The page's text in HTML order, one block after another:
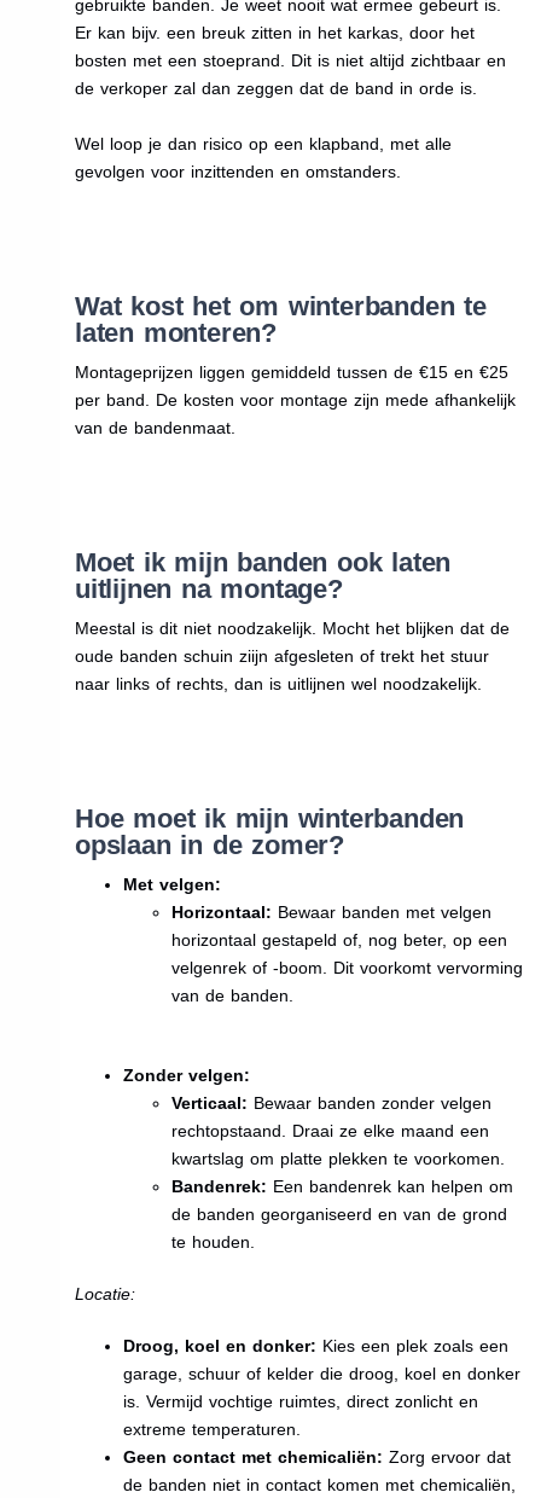
gebruikte banden. Je weet nooit wat ermee gebeurt is.
Er kan bijv. een breuk zitten in het karkas, door het
bosten met een stoeprand. Dit is niet altijd zichtbaar en
de verkoper zal dan zeggen dat de band in orde is.
Wel loop je dan risico op een klapband, met alle
gevolgen voor inzittenden en omstanders.
Wat kost het om winterbanden te
laten monteren?
Montageprijzen liggen gemiddeld tussen de €15 en €25
per band. De kosten voor montage zijn mede afhankelijk
van de bandenmaat.
Moet ik mijn banden ook laten
uitlijnen na montage?
Meestal is dit niet noodzakelijk. Mocht het blijken dat de
oude banden schuin ziijn afgesleten of trekt het stuur
naar links of rechts, dan is uitlijnen wel noodzakelijk.
Hoe moet ik mijn winterbanden
opslaan in de zomer?
Met velgen:
Horizontaal: Bewaar banden met velgen
horizontaal gestapeld of, nog beter, op een
velgenrek of -boom. Dit voorkomt vervorming
van de banden.
Zonder velgen:
Verticaal: Bewaar banden zonder velgen
rechtopstaand. Draai ze elke maand een
kwartslag om platte plekken te voorkomen.
Bandenrek: Een bandenrek kan helpen om
de banden georganiseerd en van de grond
te houden.
Locatie:
Droog, koel en donker: Kies een plek zoals een
garage, schuur of kelder die droog, koel en donker
is. Vermijd vochtige ruimtes, direct zonlicht en
extreme temperaturen.
Geen contact met chemicaliën: Zorg ervoor dat
de banden niet in contact komen met chemicaliën,